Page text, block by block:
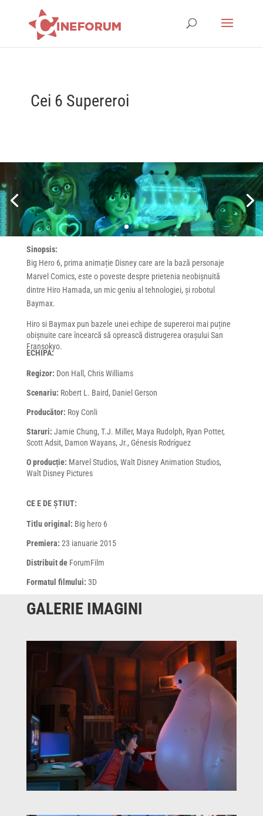
Cei 6 Supereroi
Sinopsis:
Big Hero 6, prima animație Disney care are la bază personaje
Marvel Comics, este o poveste despre prietenia neobișnuită
dintre Hiro Hamada, un mic geniu al tehnologiei, și robotul
Baymax.
Hiro si Baymax pun bazele unei echipe de supereroi mai puține
obișnuite care încearcă să oprească distrugerea orașului San
Fransokyo.
ECHIPA:
Regizor: Don Hall, Chris Williams
Scenariu: Robert L. Baird, Daniel Gerson
Producător: Roy Conli
Staruri: Jamie Chung, T.J. Miller, Maya Rudolph, Ryan Potter,
Scott Adsit, Damon Wayans, Jr., Génesis Rodríguez
O producție: Marvel Studios, Walt Disney Animation Studios,
Walt Disney Pictures
CE E DE ȘTIUT:
Titlu original: Big hero 6
Premiera: 23 ianuarie 2015
Distribuit deForumFilm
Formatul filmului: 3D
GALERIE IMAGINI